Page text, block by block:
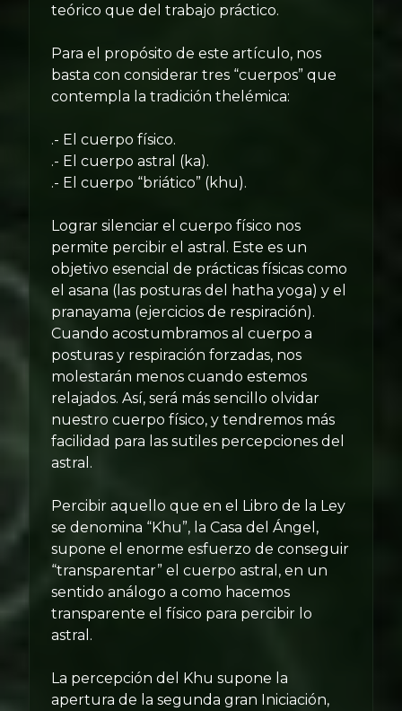
teórico que del trabajo práctico.
Para el propósito de este artículo, nos
basta con considerar tres “cuerpos” que
contempla la tradición thelémica:
.- El cuerpo físico.
.- El cuerpo astral (ka).
.- El cuerpo “briático” (khu).
Lograr silenciar el cuerpo físico nos
permite percibir el astral. Este es un
objetivo esencial de prácticas físicas como
el asana (las posturas del hatha yoga) y el
pranayama (ejercicios de respiración).
Cuando acostumbramos al cuerpo a
posturas y respiración forzadas, nos
molestarán menos cuando estemos
relajados. Así, será más sencillo olvidar
nuestro cuerpo físico, y tendremos más
facilidad para las sutiles percepciones del
astral.
Percibir aquello que en el Libro de la Ley
se denomina “Khu”, la Casa del Ángel,
supone el enorme esfuerzo de conseguir
“transparentar” el cuerpo astral, en un
sentido análogo a como hacemos
transparente el físico para percibir lo
astral.
La percepción del Khu supone la
apertura de la segunda gran Iniciación,